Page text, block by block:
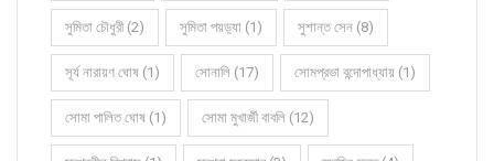
সুমিতা চৌধুরী (2) সুমিতা পয়ড়্যা (1) সুশান্ত সেন (8)
সূর্য নারায়ণ ঘোষ (1) সোনালি (17) সোমপ্রভা বন্দোপাধ্যায় (1)
সোমা পালিত ঘোষ (1) সোমা মুখার্জী বাবলি (12)